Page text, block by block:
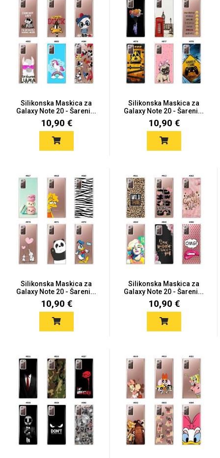
Silikonska Maskica za
Galaxy Note 20 - Šareni...
10,90 €
Silikonska Maskica za
Galaxy Note 20 - Šareni...
10,90 €
Silikonska Maskica za
Galaxy Note 20 - Šareni...
10,90 €
Silikonska Maskica za
Galaxy Note 20 - Šareni...
10,90 €